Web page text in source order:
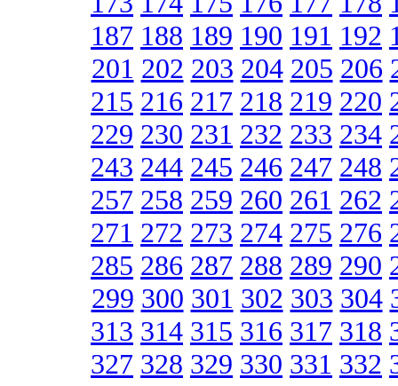
187 188 189 190 191 192
201 202 203 204 205 206
215 216 217 218 219 220
229 230 231 232 233 234
243 244 245 246 247 248
257 258 259 260 261 262
271 272 273 274 275 276
285 286 287 288 289 290
299 300 301 302 303 304
313 314 315 316 317 318
327 328 329 330 331 332